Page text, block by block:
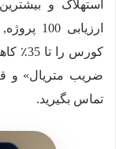
استهلاک و
کورس
ضریب متریال» و
تماس بگیرید.